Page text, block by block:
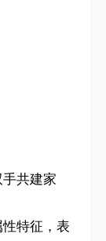
共建家
特征，表